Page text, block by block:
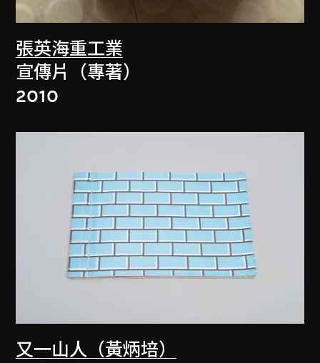
張英海重工業
宣傳片（專著）
2010
又一山人（黃炳培）